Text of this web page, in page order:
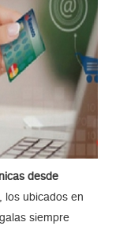
desde
los ubicados en
siempre